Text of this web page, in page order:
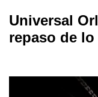
Universal
repaso de